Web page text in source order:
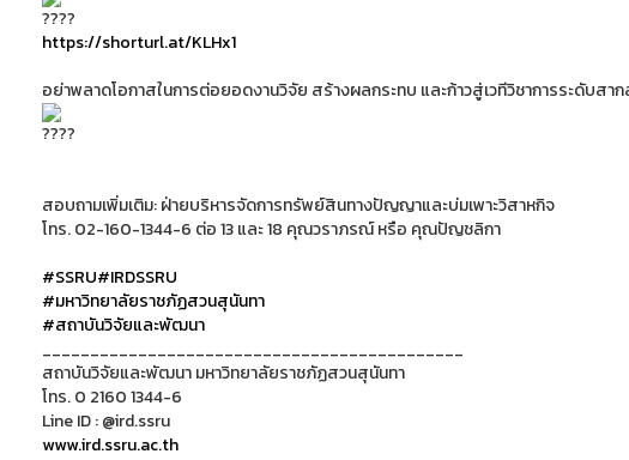
https://shorturl.at/KLHx1
อย่าพลาดโอกาสในการต่อยอดงานวิจัย สร้างผลกระทบ และก้าวสู่เวทีวิชาการระดับสา
สอบถามเพิ่มเติม: ฝ่ายบริหารจัดการทรัพย์สินทางปัญญาและบ่มเพาะวิสาหกิจ
โทร. 02-160-1344-6 ต่อ 13 และ 18 คุณวราภรณ์ หรือ คุณปัญชลิกา
#SSRU#IRDSSRU
#มหาวิทยาลัยราชภัฏสวนสุนันทา
#สถาบันวิจัยและพัฒนา
____________________________________________
สถาบันวิจัยและพัฒนา มหาวิทยาลัยราชภัฏสวนสุนันทา
โทร. 0 2160 1344-6
Line ID : @ird.ssru
www.ird.ssru.ac.th